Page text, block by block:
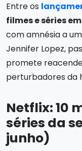
Entre os
filmes e séries
com amnésia a
Jennifer Lopez,
promete
perturbadores da
Netflix: 10
séries da
junho)